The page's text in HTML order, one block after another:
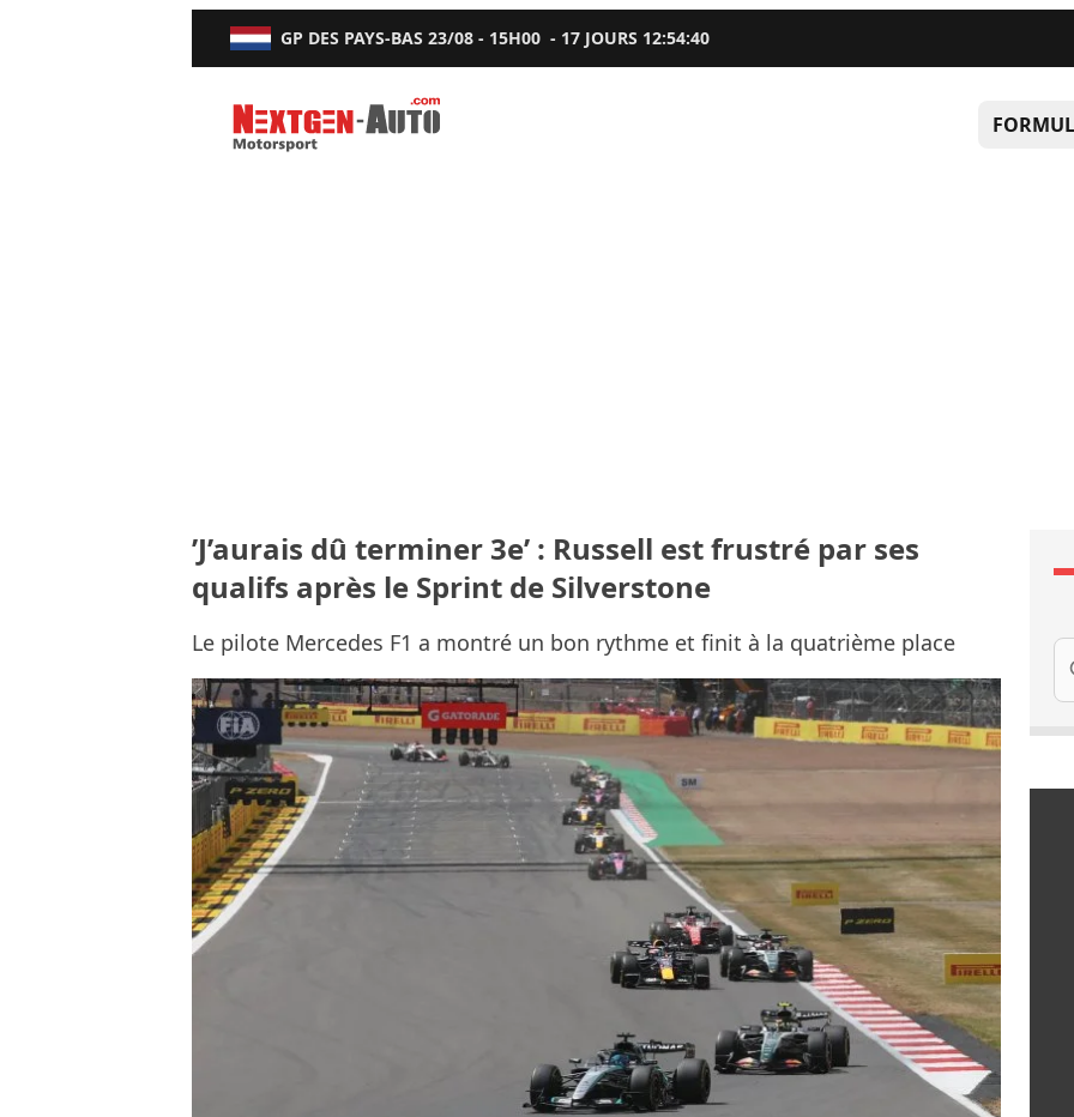
GP DES PAYS-BAS 23/08 - 15H00 - 17 JOURS 12:54:39
Nextgen-Auto.com
’J’aurais dû terminer 3e’ : Russell est frustré par ses
qualifs après le Sprint de Silverstone
Le pilote Mercedes F1 a montré un bon rythme et finit à la quatrième place